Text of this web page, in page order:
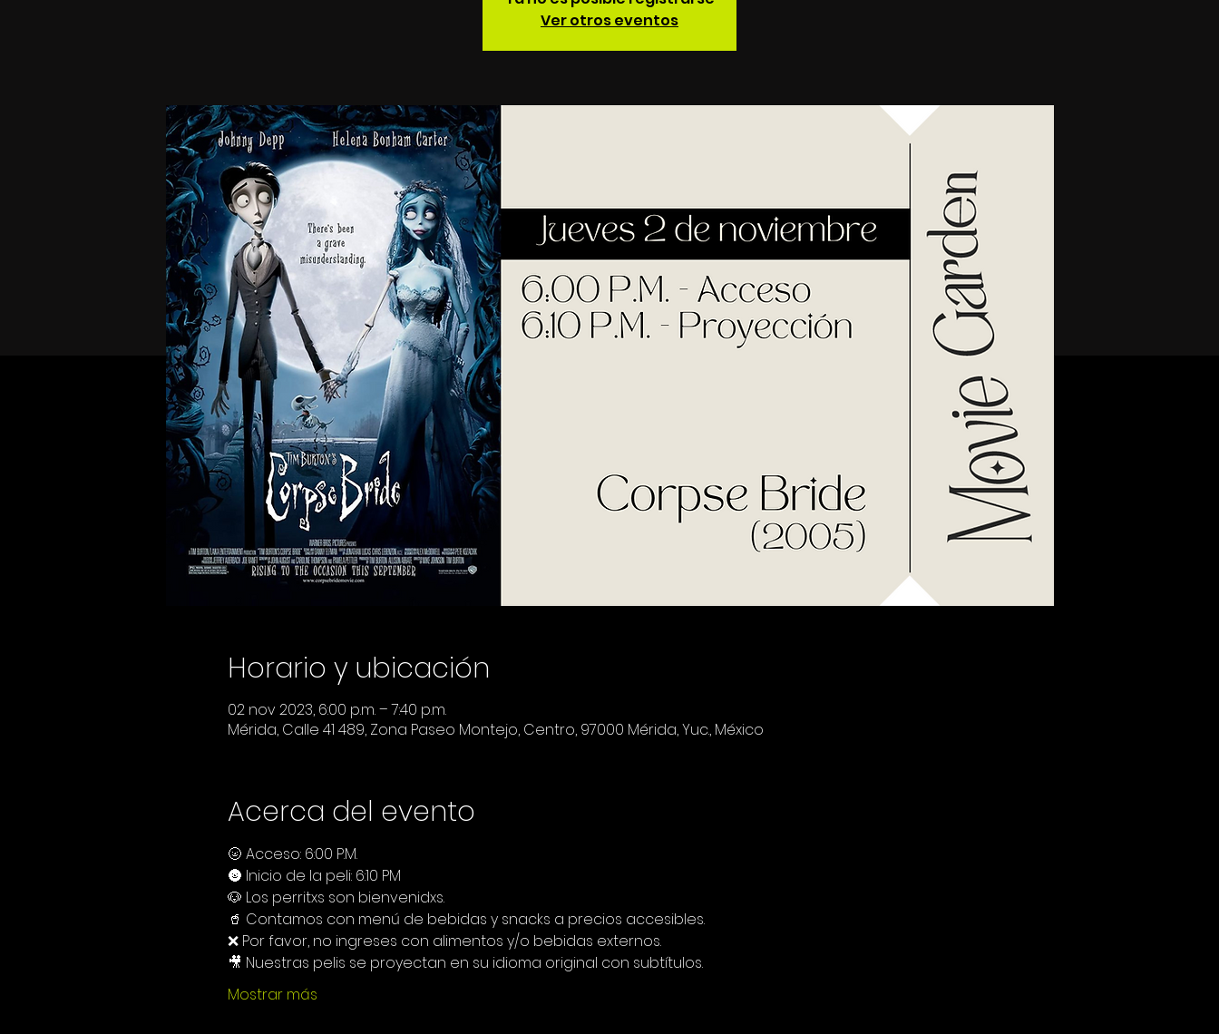
Ver otros eventos
Horario y ubicación
02 nov 2023, 6:00 p.m. – 7:40 p.m.
Mérida, Calle 41 489, Zona Paseo Montejo, Centro, 97000 Mérida, Yuc., México
Acerca del evento
🌝 Acceso: 6:00 P.M.
🌚 Inicio de la peli: 6:10 PM
🐶 Los perritxs son bienvenidxs.
🥤 Contamos con menú de bebidas y snacks a precios accesibles.
❌ Por favor, no ingreses con alimentos y/o bebidas externos.
🎥 Nuestras pelis se proyectan en su idioma original con subtítulos.
Mostrar más